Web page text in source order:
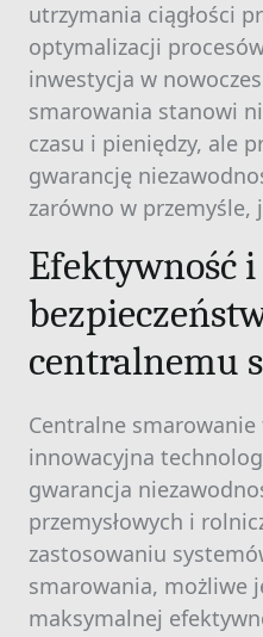
utrzymania ciągłości
optymalizacji
inwestycja w
smarowania stanowi
czasu i pieniędzy, ale
gwarancję
zarówno w przemyśle,
Efektywność i
centralnemu
Centralne
innowacyjna
gwarancja
przemysłowych i
zastosowaniu
smarowania, możliwe
maksymalnej